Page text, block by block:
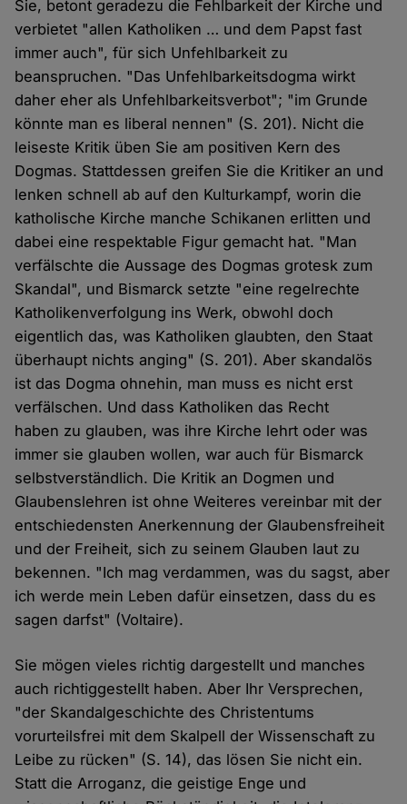
Sie, betont geradezu die Fehlbarkeit der Kirche und
verbietet "allen Katholiken … und dem Papst fast
immer auch", für sich Unfehlbarkeit zu
beanspruchen. "Das Unfehlbarkeitsdogma wirkt
daher eher als Unfehlbarkeitsverbot"; "im Grunde
könnte man es liberal nennen" (S. 201). Nicht die
leiseste Kritik üben Sie am positiven Kern des
Dogmas. Stattdessen greifen Sie die Kritiker an und
lenken schnell ab auf den Kulturkampf, worin die
katholische Kirche manche Schikanen erlitten und
dabei eine respektable Figur gemacht hat. "Man
verfälschte die Aussage des Dogmas grotesk zum
Skandal", und Bismarck setzte "eine regelrechte
Katholikenverfolgung ins Werk, obwohl doch
eigentlich das, was Katholiken glaubten, den Staat
überhaupt nichts anging" (S. 201). Aber skandalös
ist das Dogma ohnehin, man muss es nicht erst
verfälschen. Und dass Katholiken das Recht
haben zu glauben, was ihre Kirche lehrt oder was
immer sie glauben wollen, war auch für Bismarck
selbstverständlich. Die Kritik an Dogmen und
Glaubenslehren ist ohne Weiteres vereinbar mit der
entschiedensten Anerkennung der Glaubensfreiheit
und der Freiheit, sich zu seinem Glauben laut zu
bekennen. "Ich mag verdammen, was du sagst, aber
ich werde mein Leben dafür einsetzen, dass du es
sagen darfst" (Voltaire).
Sie mögen vieles richtig dargestellt und manches
auch richtiggestellt haben. Aber Ihr Versprechen,
"der Skandalgeschichte des Christentums
vorurteilsfrei mit dem Skalpell der Wissenschaft zu
Leibe zu rücken" (S. 14), das lösen Sie nicht ein.
Statt die Arroganz, die geistige Enge und